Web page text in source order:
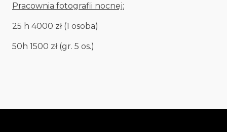
Pracownia fotografii nocnej:
25 h 4000 zł (1 osoba)
50h 1500 zł (gr. 5 os.)